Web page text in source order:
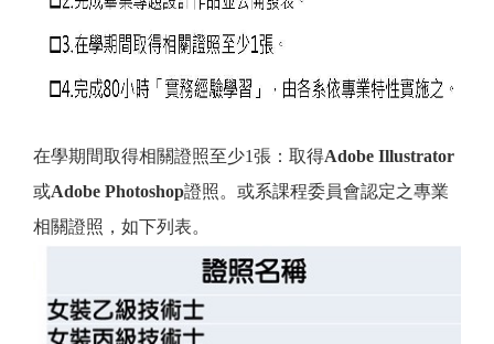
在學期間取得相關證照至少1張： 取得Adobe Illustrator
或Adobe Photoshop證照。或系課程委員會認定之專業
相關證照，如下列表。